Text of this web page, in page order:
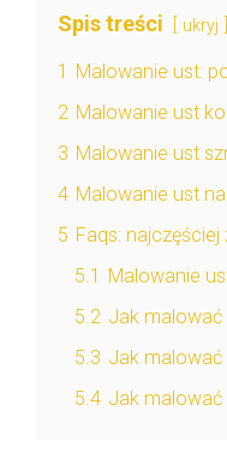
Spis treści ukryj
1 Malowanie ust:
2 Malowanie ust
3 Malowanie ust
4 Malowanie ust
5 Faqs:
5.1 Malowanie
5.2 Jak
5.3 Jak malować
5.4 Jak